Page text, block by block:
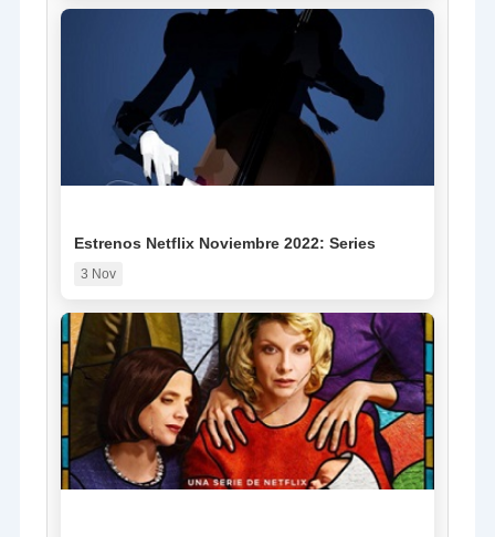
Estrenos Netflix Noviembre 2022: Series
3 Nov